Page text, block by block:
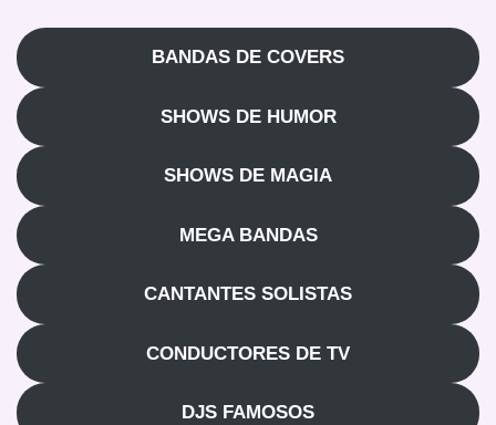
BANDAS DE COVERS
SHOWS DE HUMOR
SHOWS DE MAGIA
MEGA BANDAS
CANTANTES SOLISTAS
CONDUCTORES DE TV
DJS FAMOSOS